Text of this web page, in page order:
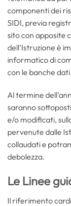
componenti dei
SIDI, previa
sito con apposite
dell’Istruzione è
informatico di
con le banche
Al termine
saranno
e/o modificati,
pervenute dalle
collaudati e
debolezza.
Le Linee
Il riferimento